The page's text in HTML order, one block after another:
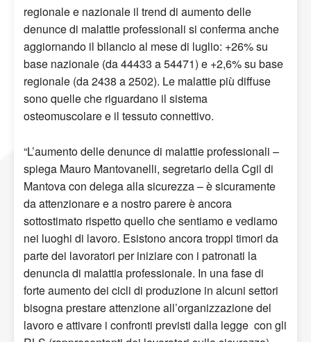
regionale e nazionale il trend di aumento delle
denunce di malattie professionali si conferma anche
aggiornando il bilancio al mese di luglio: +26% su
base nazionale (da 44433 a 54471) e +2,6% su base
regionale (da 2438 a 2502). Le malattie più diffuse
sono quelle che riguardano il sistema
osteomuscolare e il tessuto connettivo.
“L’aumento delle denunce di malattie professionali –
spiega Mauro Mantovanelli, segretario della Cgil di
Mantova con delega alla sicurezza – è sicuramente
da attenzionare e a nostro parere è ancora
sottostimato rispetto quello che sentiamo e vediamo
nei luoghi di lavoro. Esistono ancora troppi timori da
parte dei lavoratori per iniziare con i patronati la
denuncia di malattia professionale. In una fase di
forte aumento dei cicli di produzione in alcuni settori
bisogna prestare attenzione all’organizzazione del
lavoro e attivare i confronti previsti dalla legge con gli